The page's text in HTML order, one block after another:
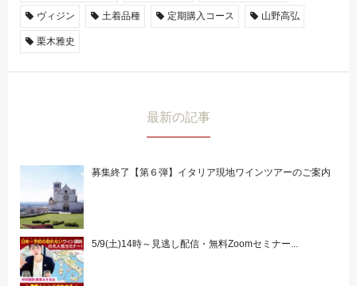
ヴィジン 土着品種 定期購入コース 山野高弘
栗木雅史
最新の記事
募集終了【第６弾】イタリア現地ワインツアーのご案内
5/9(土)14時～見逃し配信・無料Zoomセミナー...